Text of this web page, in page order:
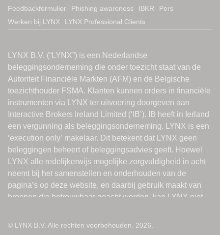
Feedbackformulier
Phishing awareness IBKR
Pers
Werken bij LYNX
LYNX Professional Clients
© LYNX B.V. Alle rechten voorbehouden. 2026.